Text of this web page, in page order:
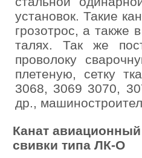
установок. Такие
грозотрос, а также
талях. Так же
проволоку
плетеную, сетку
3068, 3069 3070,
др.,
Канат
свивки типа ЛК-О